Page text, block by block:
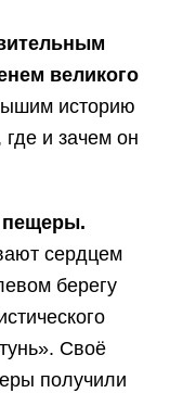
великого
историю
и зачем он
пещеры.
сердцем
берегу
Своё
получили